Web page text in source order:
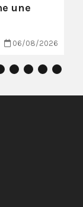
une
06/08/2026